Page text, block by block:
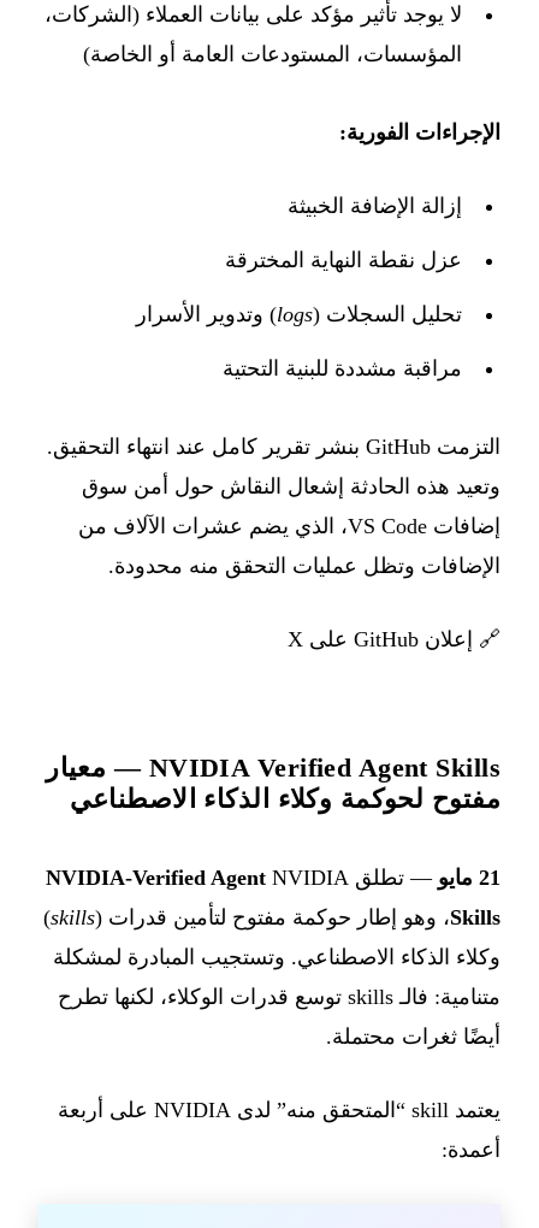
لا يوجد تأثير مؤكد على بيانات العملاء (الشركات،
المؤسسات، المستودعات العامة أو الخاصة)
الإجراءات الفورية:
إزالة الإضافة الخبيثة
عزل نقطة النهاية المخترقة
تحليل السجلات (logs) وتدوير الأسرار
مراقبة مشددة للبنية التحتية
التزمت GitHub بنشر تقرير كامل عند انتهاء التحقيق.
وتعيد هذه الحادثة إشعال النقاش حول أمن سوق
إضافات VS Code، الذي يضم عشرات الآلاف من
الإضافات وتظل عمليات التحقق منه محدودة.
🔗 إعلان GitHub على X
NVIDIA Verified Agent Skills — معيار
مفتوح لحوكمة وكلاء الذكاء الاصطناعي
21 مايو — تطلق NVIDIA ‏
NVIDIA-Verified Agent
Skills، وهو إطار حوكمة مفتوح لتأمين قدرات (skills
)
وكلاء الذكاء الاصطناعي. وتستجيب المبادرة لمشكلة
متنامية: فالـ skills توسع قدرات الوكلاء، لكنها تطرح
أيضًا ثغرات محتملة.
يعتمد skill “المتحقق منه” لدى NVIDIA على أربعة
أعمدة: